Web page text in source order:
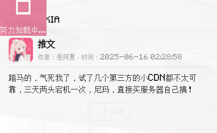
努力加载中....
推文
作者：是阿夏 时间：2025-06-16 02:28:58
踏马的，气死我了，试了几个第三方的小CDN都不太可
靠，三天两头宕机一次，尼玛，直接买服务器自己搞！